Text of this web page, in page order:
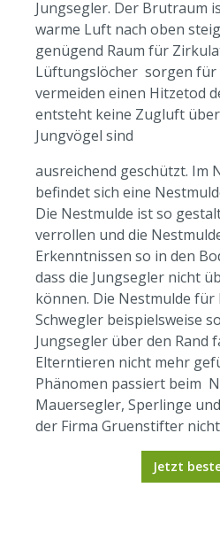
Jungsegler. Der Brutraum
warme Luft nach oben
genügend Raum für
Lüftungslöcher sorgen
vermeiden einen Hitzetod
entsteht keine Zugluft
Jungvögel sind
ausreichend geschützt. Im
befindet sich eine
Die Nestmulde ist so
verrollen und die
Erkenntnissen so in den
dass die Jungsegler nicht
können. Die Nestmulde
Schwegler beispielsweise
Jungsegler über den Rand
Elterntieren nicht mehr
Phänomen passiert beim
Mauersegler, Sperlinge
der Firma Gruenstifter
Jetzt